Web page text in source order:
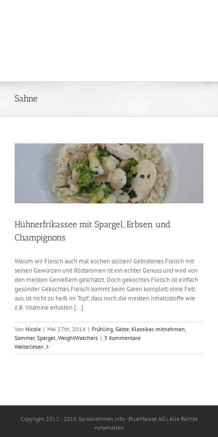
Sahne
Hühnerfrikassee mit Spargel, Erbsen und
Champignons
Warum wir Fleisch auch mal kochen sollten! Gebratenes Fleisch mit
seinen Gewürzen und Röstaromen ist ein echter Genuss und wird von
den meisten Genießern geschätzt. Doch gekochtes Fleisch ist einfach
gesünder. Gekochtes Fleisch kommt beim Garen komplett ohne Fett
aus, ist nicht zu heiß im Topf, dass noch die meisten Inhaltsstoffe wie
z.B. Vitamine erhalten [...]
Von Nicole | Mai 27th, 2014 | Frühling, Gäste, Klassiker, mitnehmen,
Sommer, Spargel, WeightWatchers | 3 Kommentare
Weiterlesen
Copyright 2012 - 2016 So-Abnehmen.info - BlueMarket AG | Alle Rechte
vorbehalten